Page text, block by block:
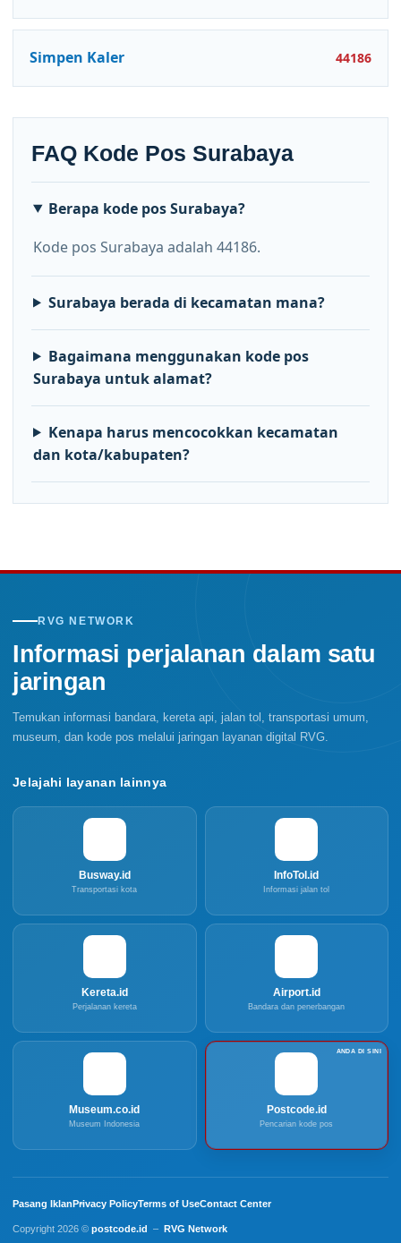
Simpen Kaler 44186
FAQ Kode Pos Surabaya
Berapa kode pos Surabaya?
Kode pos Surabaya adalah 44186.
Surabaya berada di kecamatan mana?
Bagaimana menggunakan kode pos
Surabaya untuk alamat?
Kenapa harus mencocokkan kecamatan
dan kota/kabupaten?
RVG NETWORK
Informasi perjalanan dalam satu
jaringan
Temukan informasi bandara, kereta api, jalan tol, transportasi umum,
museum, dan kode pos melalui jaringan layanan digital RVG.
Jelajahi layanan lainnya
Busway.id
Transportasi kota
InfoTol.id
Informasi jalan tol
Kereta.id
Perjalanan kereta
Airport.id
Bandara dan penerbangan
Museum.co.id
Museum Indonesia
Postcode.id
Pencarian kode pos
Pasang IklanPrivacy PolicyTerms of UseContact Center
Copyright 2026 © postcode.id – RVG Network